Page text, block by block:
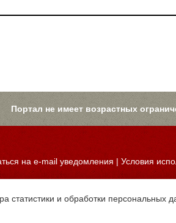
Портал не имеет возрастных
на e-mail уведомления |Условия
статистики и обработки персональных